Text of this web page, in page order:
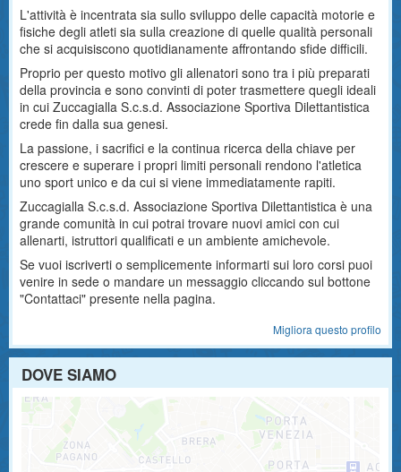
L'attività è incentrata sia sullo sviluppo delle capacità motorie e
fisiche degli atleti sia sulla creazione di quelle qualità personali
che si acquisiscono quotidianamente affrontando sfide difficili.
Proprio per questo motivo gli allenatori sono tra i più preparati
della provincia e sono convinti di poter trasmettere quegli ideali
in cui Zuccagialla S.c.s.d. Associazione Sportiva Dilettantistica
crede fin dalla sua genesi.
La passione, i sacrifici e la continua ricerca della chiave per
crescere e superare i propri limiti personali rendono l'atletica
uno sport unico e da cui si viene immediatamente rapiti.
Zuccagialla S.c.s.d. Associazione Sportiva Dilettantistica è una
grande comunità in cui potrai trovare nuovi amici con cui
allenarti, istruttori qualificati e un ambiente amichevole.
Se vuoi iscriverti o semplicemente informarti sui loro corsi puoi
venire in sede o mandare un messaggio cliccando sul bottone
"Contattaci" presente nella pagina.
Migliora questo profilo
DOVE SIAMO